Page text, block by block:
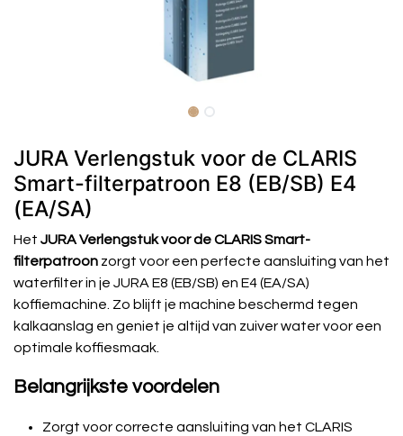
JURA Verlengstuk voor de CLARIS
Smart-filterpatroon E8 (EB/SB) E4
(EA/SA)
Het JURA Verlengstuk voor de CLARIS Smart-
filterpatroon zorgt voor een perfecte aansluiting van het
waterfilter in je JURA E8 (EB/SB) en E4 (EA/SA)
koffiemachine. Zo blijft je machine beschermd tegen
kalkaanslag en geniet je altijd van zuiver water voor een
optimale koffiesmaak.
Belangrijkste voordelen
Zorgt voor correcte aansluiting van het CLARIS